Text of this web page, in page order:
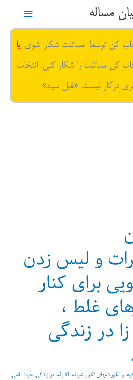
مساله
فهرست
کن توسط مسائلت شکار شوی یا
کن مسائلت را شکار کنی. انتخاب
درکار نیست. «فیل سیاه»
و لیس زدن
برای کنار
غلط ،
در زندگی
و الگوریتمهای تکرار شونده ناکارآمد در زندگی, خودشناسی,